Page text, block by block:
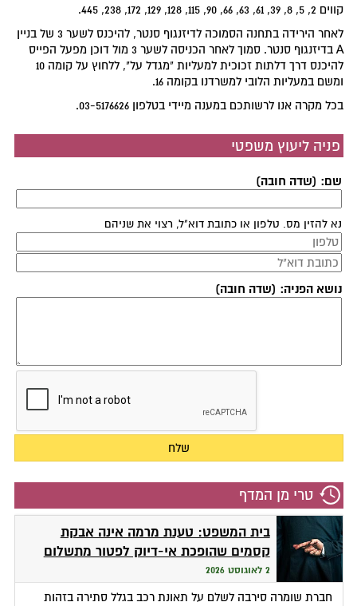
קווים 2, 5, 8, 39, 61, 63, 66, 90, 115, 128, 129, 172, 238, 445.
לאחר הירידה בתחנה הסמוכה לדיזנגוף סנטר, להיכנס לשער 3 של בניין
A בדיזנגוף סנטר. סמוך לאחר הכניסה לשער 3 מול דוכן מפעל הפייס
להיכנס דרך דלתות זכוכית למעליות "מגדל על", ללחוץ על קומה 10
ומשם במעליות הלובי למשרדנו בקומה 16.
בכל מקרה אנו לרשותכם במענה מיידי בטלפון 03-5176626.
פניה ליעוץ משפטי
שם: (שדה חובה)
נא להזין מס. טלפון או כתובת דוא"ל, רצוי את שניהם
נושא הפניה: (שדה חובה)
טרי מן המדף
בית המשפט: טענת מרמה אינה אבקת
קסמים שהופכת אי-דיוק לפטור מתשלום
2 לאוגוסט 2026
חברת שומרה סירבה לשלם על תאונת רכב בגלל סתירה בזהות